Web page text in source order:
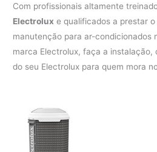
Com profissionais altamente
Electrolux e qualificados a prestar
manutenção para ar-condicionados
marca Electrolux, faça a
do seu Electrolux para quem mora